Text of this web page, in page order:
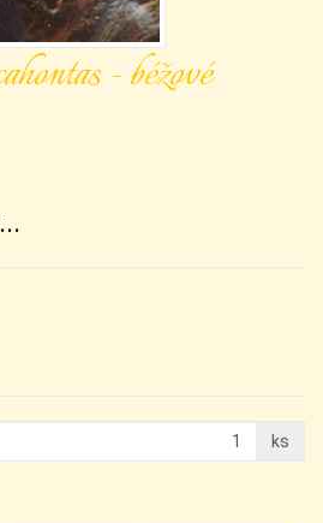
- béžové
ks